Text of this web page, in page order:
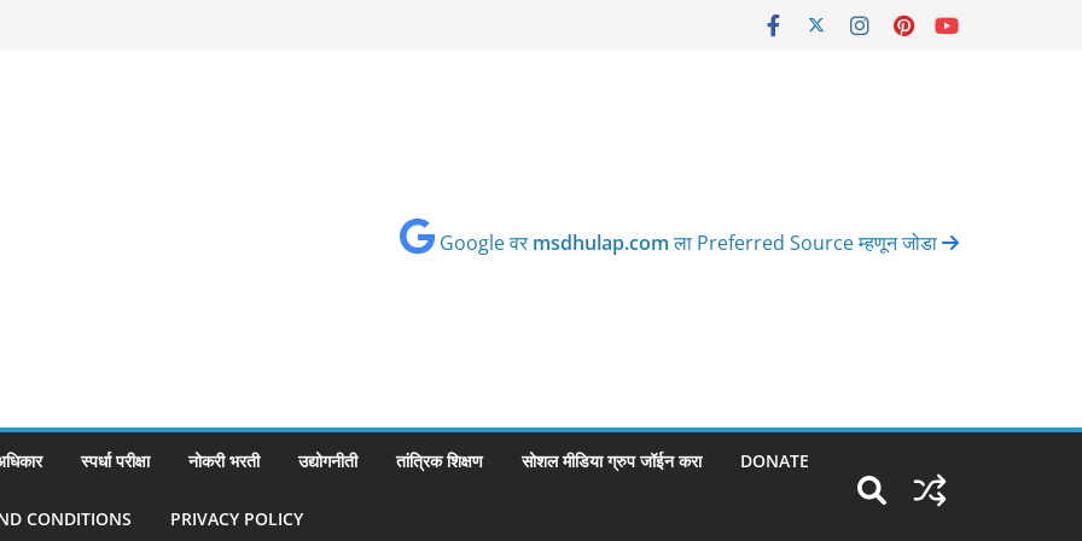
Google वर msdhulap.comला Preferred Source म्हणून जोडा
स्पर्धा परीक्षा नोकरी भरती उद्योगनीती तांत्रिक शिक्षण सोशल मीडिया ग्रुप जॉईन करा DONATE
CONDITIONS PRIVACY POLICY